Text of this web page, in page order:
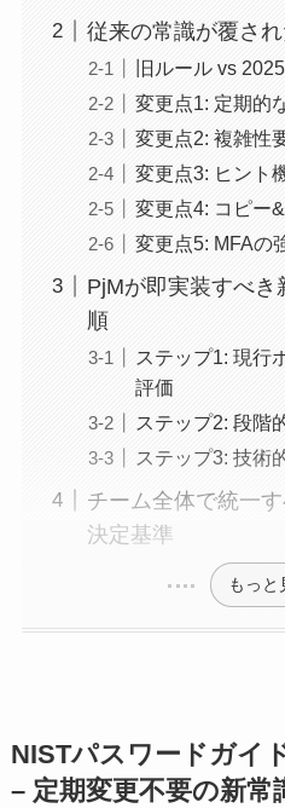
従来の常識が覆さ
旧ルール vs
変更点1: 定期的
変更点2: 複雑性
変更点3: ヒント
変更点4: コピー
変更点5: MFAの
PjMが即実装すべ
順
ステップ1: 現行
評価
ステップ2: 段階
ステップ3: 技術
チーム全体で統一
決定基準
もっと
NISTパスワードガイ
– 定期変更不要の新常